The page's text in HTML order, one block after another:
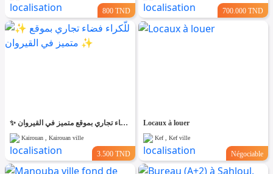
800 TND 700.000 TND
✨ للّكراء فضاء تجاري بموقع متميز في القيروان ✨
Kairouan , Kairouan ville
3.500 TND
Locaux à louer
Kef , Kef ville
Négociable